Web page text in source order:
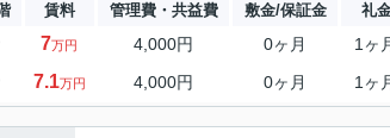
賃料 管理費・共益費 敷金/保証金 礼
7万円 4,000円 0ヶ月 1ヶ
7.1万円 4,000円 0ヶ月 1ヶ